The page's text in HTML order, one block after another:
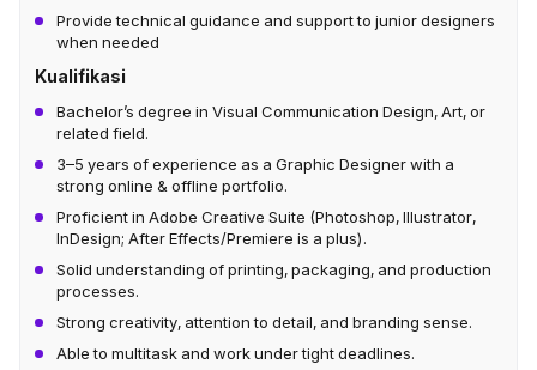
Provide technical guidance and support to junior designers
when needed
Kualifikasi
Bachelor’s degree in Visual Communication Design, Art, or
related field.
3–5 years of experience as a Graphic Designer with a
strong online & offline portfolio.
Proficient in Adobe Creative Suite (Photoshop, Illustrator,
InDesign; After Effects/Premiere is a plus).
Solid understanding of printing, packaging, and production
processes.
Strong creativity, attention to detail, and branding sense.
Able to multitask and work under tight deadlines.